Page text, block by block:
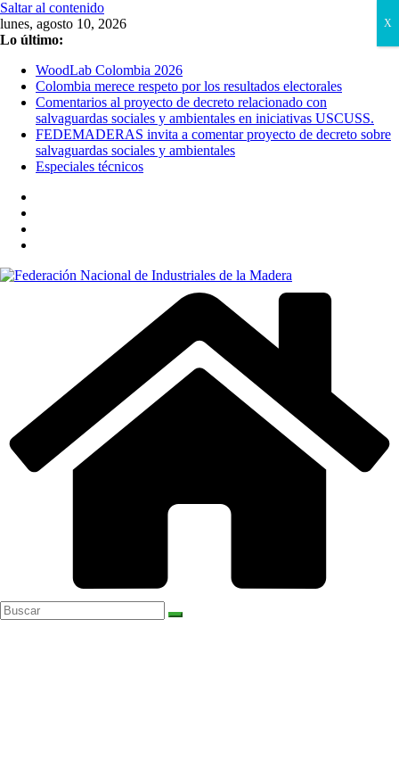
Saltar al contenido
lunes, agosto 10, 2026
Lo último:
WoodLab Colombia 2026
Colombia merece respeto por los resultados electorales
Comentarios al proyecto de decreto relacionado con
salvaguardas sociales y ambientales en iniciativas USCUSS.
FEDEMADERAS invita a comentar proyecto de decreto sobre
salvaguardas sociales y ambientales
Especiales técnicos
X